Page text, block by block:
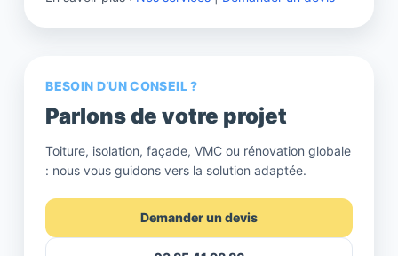
BESOIN D’UN CONSEIL ?
Parlons de votre projet
Toiture, isolation, façade, VMC ou rénovation globale
: nous vous guidons vers la solution adaptée.
Demander un devis